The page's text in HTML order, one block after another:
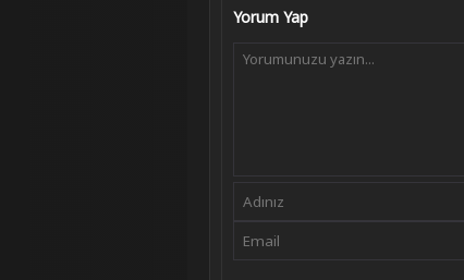
Yorum Yap